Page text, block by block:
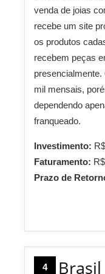
venda de joias
recebe um site
os produtos
recebem peças
mil mensais,
dependendo
franqueado.
Investimento:
Faturamento:
Prazo de
4